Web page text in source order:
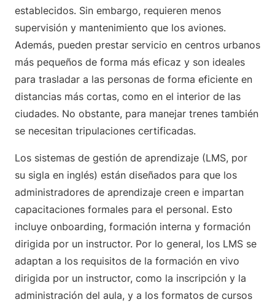
establecidos. Sin embargo, requieren menos
supervisión y mantenimiento que los aviones.
Además, pueden prestar servicio en centros urbanos
más pequeños de forma más eficaz y son ideales
para trasladar a las personas de forma eficiente en
distancias más cortas, como en el interior de las
ciudades. No obstante, para manejar trenes también
se necesitan tripulaciones certificadas.
Los sistemas de gestión de aprendizaje (LMS, por
su sigla en inglés) están diseñados para que los
administradores de aprendizaje creen e impartan
capacitaciones formales para el personal. Esto
incluye onboarding, formación interna y formación
dirigida por un instructor. Por lo general, los LMS se
adaptan a los requisitos de la formación en vivo
dirigida por un instructor, como la inscripción y la
administración del aula, y a los formatos de cursos